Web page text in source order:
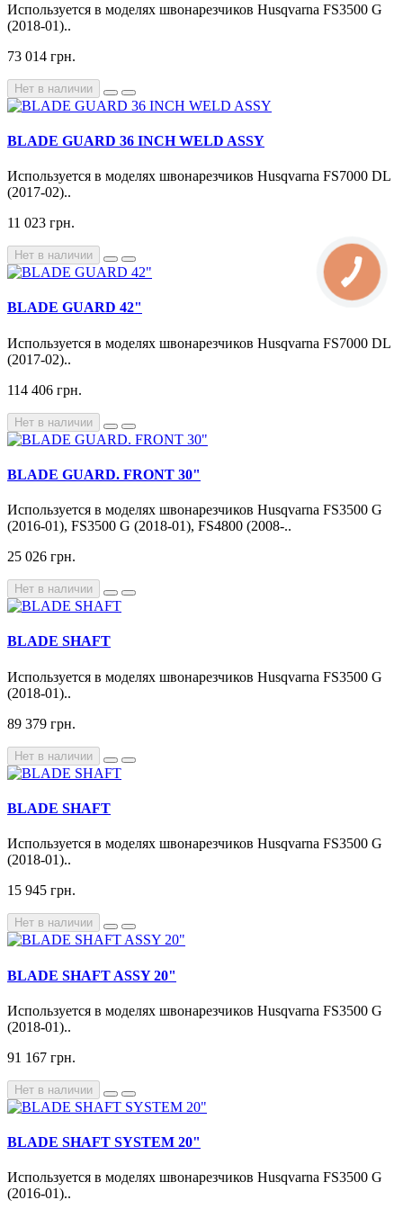
Используется в моделях швонарезчиков Husqvarna FS3500 G
(2018-01)..
73 014 грн.
Нет в наличии
BLADE GUARD 36 INCH WELD ASSY
Используется в моделях швонарезчиков Husqvarna FS7000 DL
(2017-02)..
11 023 грн.
Нет в наличии
BLADE GUARD 42"
Используется в моделях швонарезчиков Husqvarna FS7000 DL
(2017-02)..
114 406 грн.
Нет в наличии
BLADE GUARD. FRONT 30"
Используется в моделях швонарезчиков Husqvarna FS3500 G
(2016-01), FS3500 G (2018-01), FS4800 (2008-..
25 026 грн.
Нет в наличии
BLADE SHAFT
Используется в моделях швонарезчиков Husqvarna FS3500 G
(2018-01)..
89 379 грн.
Нет в наличии
BLADE SHAFT
Используется в моделях швонарезчиков Husqvarna FS3500 G
(2018-01)..
15 945 грн.
Нет в наличии
BLADE SHAFT ASSY 20"
Используется в моделях швонарезчиков Husqvarna FS3500 G
(2018-01)..
91 167 грн.
Нет в наличии
BLADE SHAFT SYSTEM 20"
Используется в моделях швонарезчиков Husqvarna FS3500 G
(2016-01)..